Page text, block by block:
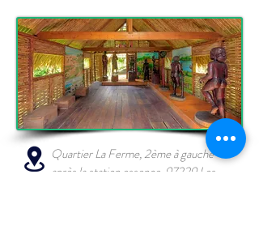
Quartier La Ferme,2ème à gauche
après la station essence, 97229 Les